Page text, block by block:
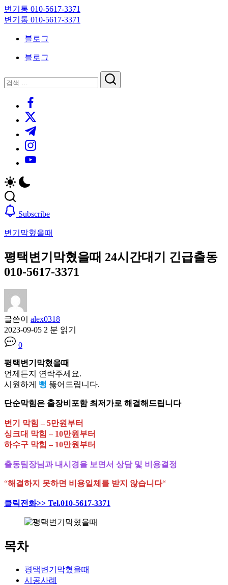
Skip
to
content
변기통 010-5617-3371
변
대
기
변기통 010-5617-3371
크
대
기
블로그
블로그
닫
기
검
검
https://www.facebook.com/
https://twitter.com/
https://t.me/
https://www.instagram.com/
https://youtube.com/
Subscribe
변기막혔을때
평택변기막혔을때 24시간대기 긴급출동
010-5617-3371
글쓴이 alex0318
2023-09-05 2 분 읽기
0
평택변기막혔을때
언제든지 연락주세요.
시원하게 뻥 뚫어드립니다.
단순막힘은 출장비포함 최저가로 해결해드립니다
변기 막힘 – 5만원부터
싱크대 막힘 – 10만원부터
하수구 막힘 – 10만원부터
출동팀장님과 내시경을 보면서 상담 및 비용결정
“해결하지 못하면 비용일체를 받지 않습니다“
클릭전화>> Tel.010-5617-3371
목차
평택변기막혔을때
시공사례